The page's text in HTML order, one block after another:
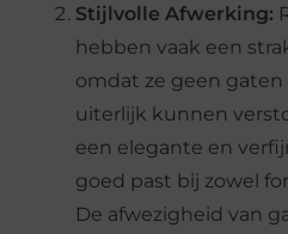
Stijlvolle Afwerking:
hebben vaak een
omdat ze geen
uiterlijk kunnen
een elegante en
goed past bij zowel
De afwezigheid van